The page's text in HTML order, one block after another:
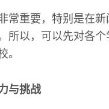
常重要，特别是在新
所以，可以先对各
。
与挑战